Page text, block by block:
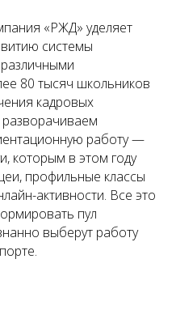
«РЖД» уделяет
системы
80 тысяч школьников
кадровых
работу —
которым в этом году
профильные классы
активности. Все это
пул
выберут работу